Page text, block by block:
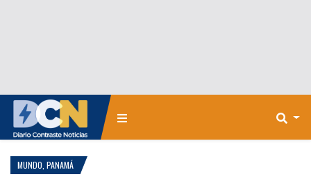
MUNDO PANAMÁ